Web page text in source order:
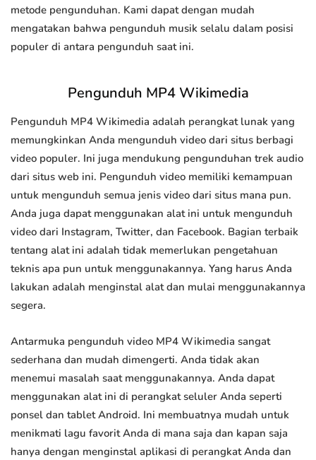
metode pengunduhan. Kami dapat dengan mudah
mengatakan bahwa pengunduh musik selalu dalam posisi
populer di antara pengunduh saat ini.
Pengunduh MP4 Wikimedia
Pengunduh MP4 Wikimedia adalah perangkat lunak yang
memungkinkan Anda mengunduh video dari situs berbagi
video populer. Ini juga mendukung pengunduhan trek audio
dari situs web ini. Pengunduh video memiliki kemampuan
untuk mengunduh semua jenis video dari situs mana pun.
Anda juga dapat menggunakan alat ini untuk mengunduh
video dari Instagram, Twitter, dan Facebook. Bagian terbaik
tentang alat ini adalah tidak memerlukan pengetahuan
teknis apa pun untuk menggunakannya. Yang harus Anda
lakukan adalah menginstal alat dan mulai menggunakannya
segera.
Antarmuka pengunduh video MP4 Wikimedia sangat
sederhana dan mudah dimengerti. Anda tidak akan
menemui masalah saat menggunakannya. Anda dapat
menggunakan alat ini di perangkat seluler Anda seperti
ponsel dan tablet Android. Ini membuatnya mudah untuk
menikmati lagu favorit Anda di mana saja dan kapan saja
hanya dengan menginstal aplikasi di perangkat Anda dan